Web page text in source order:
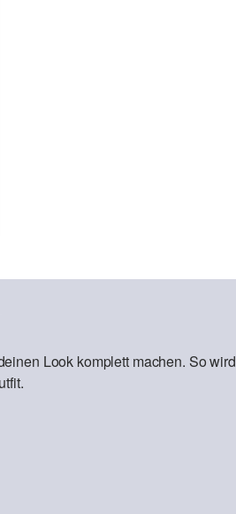
Look komplett machen. So wird